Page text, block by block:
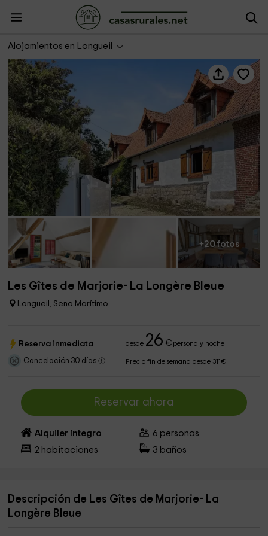
Alojamientos en Longueil
Les Gîtes de Marjorie- La Longère Bleue
+20 fotos
Les Gîtes de Marjorie- La Longère Bleue
Longueil, Sena Marítimo
Reserva inmediata desde 26 €persona y noche
Cancelación 30 días Precio fin de semana desde 311€
Reservar ahora
Alquiler íntegro 6 personas
2 habitaciones 3 baños
Descripción de Les Gîtes de Marjorie- La
Longère Bleue